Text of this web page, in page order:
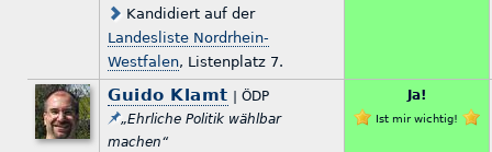
Kandidiert auf der
Landesliste Nordrhein-
Westfalen, Listenplatz 7.
Guido Klamt | ÖDP
„Ehrliche Politik wählbar
machen“
Ja!
Ist mir wichtig!